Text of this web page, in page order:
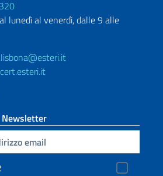
lunedì al venerdì, dalle 9 alle